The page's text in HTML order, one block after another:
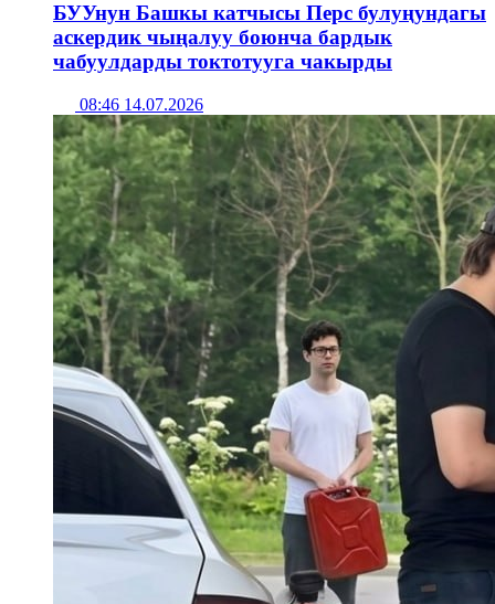
БУУнун Башкы катчысы Перс булуңундагы
аскердик чыңалуу боюнча бардык
чабуулдарды токтотууга чакырды
08:46 14.07.2026